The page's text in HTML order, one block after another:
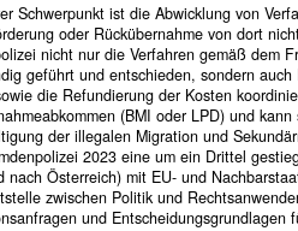
Schwerpunkt ist die Abwicklung von
oder Rückübernahme von dort
nicht nur die Verfahren gemäß dem
geführt und entschieden, sondern
die Refundierung der Kosten
(BMI oder LPD) und
der illegalen Migration und
2023 eine um ein Drittel
nach Österreich) mit EU- und
zwischen Politik und
und